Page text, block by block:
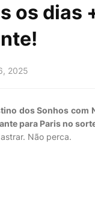
os dias
2025
dos Sonhos com
para Paris no
Não perca.